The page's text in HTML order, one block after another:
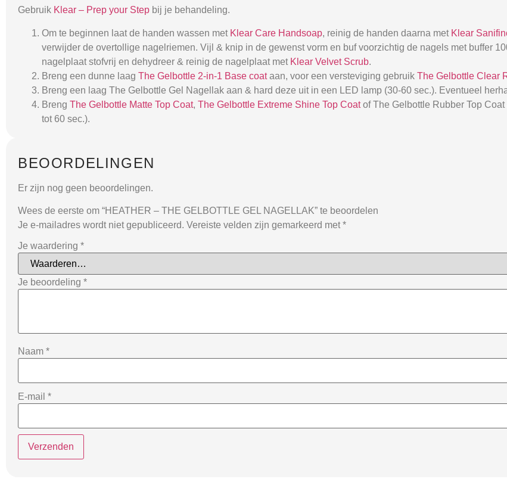
Gebruik Klear – Prep your Step bij je behandeling.
Om te beginnen laat de handen wassen met Klear Care Handsoap, reinig de handen daarna met Klear
verwijder de overtollige nagelriemen. Vijl & knip in de gewenst vorm en buf voorzichtig de nagels met buffer
nagelplaat stofvrij en dehydreer & reinig de nagelplaat met Klear Velvet Scrub.
Breng een dunne laag The Gelbottle 2-in-1 Base coataan, voor een versteviging gebruik The Gelbottle Clear
Breng een laag The Gelbottle Gel Nagellak aan & hard deze uit in een LED lamp (30-60 sec.). Eventueel
Breng The Gelbottle Matte Top Coat, The Gelbottle Extreme Shine Top Coatof The Gelbottle Rubber Top
tot 60 sec.).
BEOORDELINGEN
Er zijn nog geen beoordelingen.
Wees de eerste om “HEATHER – THE GELBOTTLE GEL NAGELLAK” te beoordelen
Je e-mailadres wordt niet gepubliceerd. Vereiste velden zijn gemarkeerd met *
Je waardering *
Je beoordeling *
Naam *
E-mail *